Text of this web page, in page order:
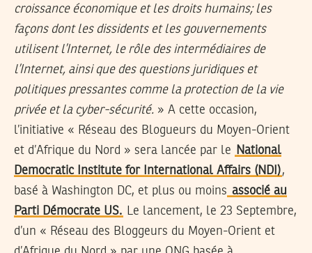
croissance économique et les droits humains; les
façons dont les dissidents et les gouvernements
utilisent l’Internet, le rôle des intermédiaires de
l’Internet, ainsi que des questions juridiques et
politiques pressantes comme la protection de la vie
privée et la cyber-sécurité. » A cette occasion,
l’initiative « Réseau des Blogueurs du Moyen-Orient
et d’Afrique du Nord » sera lancée par le
National
Democratic Institute for International Affairs (NDI),
basé à Washington DC, et plus ou moins associé au
Parti Démocrate US. Le lancement, le 23 Septembre,
d’un « Réseau des Bloggeurs du Moyen-Orient et